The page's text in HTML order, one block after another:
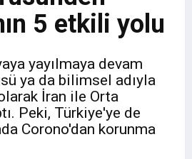
5 etkili yolu
yayılmaya devam
ya da bilimsel adıyla
İran ile Orta
Peki, Türkiye'ye de
Corono'dan korunma